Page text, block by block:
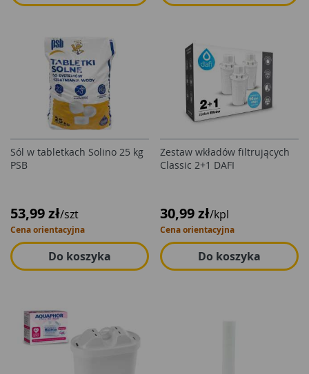
Sól w tabletkach Solino 25 kg
PSB
53,99 zł/szt
Cena orientacyjna
Do koszyka
Zestaw wkładów filtrujących
Classic 2+1 DAFI
30,99 zł/kpl
Cena orientacyjna
Do koszyka